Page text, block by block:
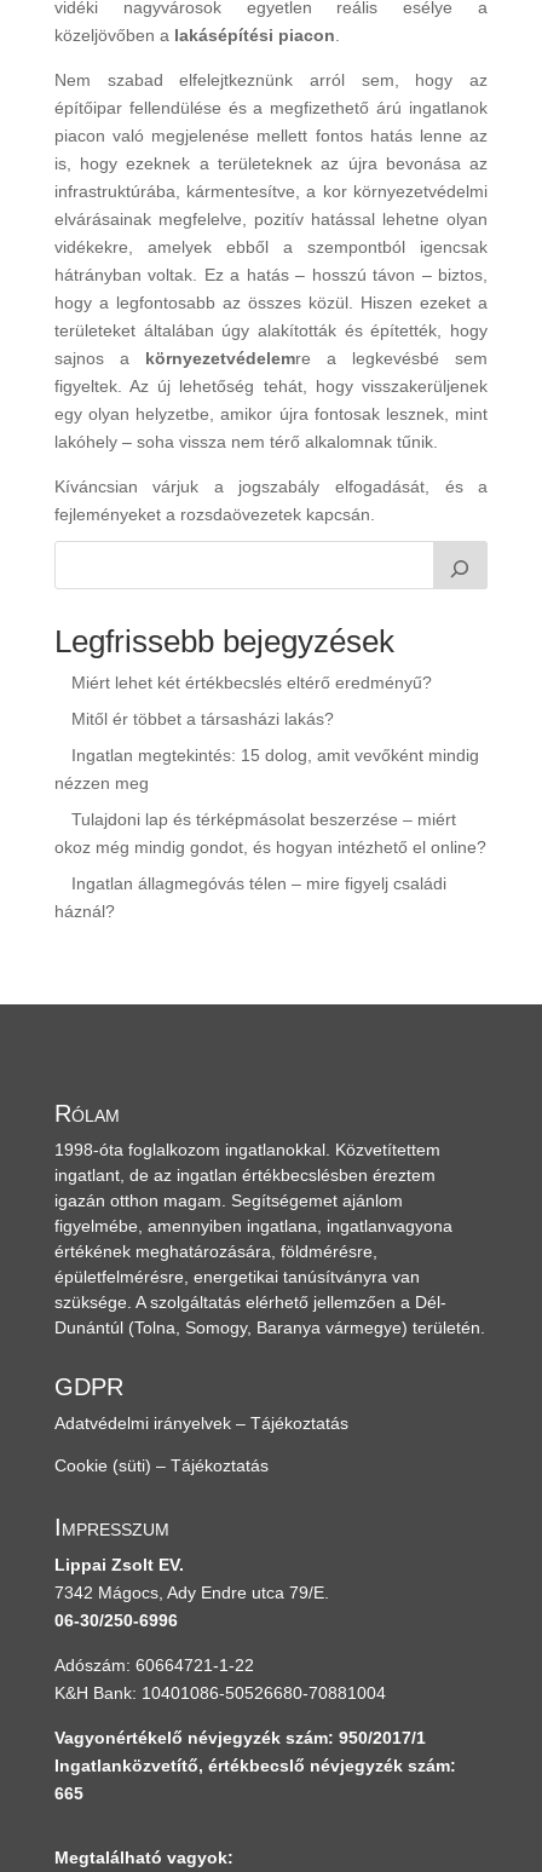
vidéki nagyvárosok egyetlen reális esélye a
közeljövőben a lakásépítési piacon
Nem szabad elfelejtkeznünk arról sem, hogy az
építőipar fellendülése és a megfizethető árú ingatlanok
piacon való megjelenése mellett fontos hatás lenne az
is, hogy ezeknek a területeknek az újra bevonása az
infrastruktúrába, kármentesítve, a kor környezetvédelmi
elvárásainak megfelelve, pozitív hatással lehetne olyan
vidékekre, amelyek ebből a szempontból igencsak
hátrányban voltak. Ez a hatás – hosszú távon – biztos,
hogy a legfontosabb az összes közül. Hiszen ezeket a
területeket általában úgy alakították és építették, hogy
sajnos a környezetvédelemre a legkevésbé sem
figyeltek. Az új lehetőség tehát, hogy visszakerüljenek
egy olyan helyzetbe, amikor újra fontosak lesznek, mint
lakóhely – soha vissza nem térő alkalomnak tűnik.
Kíváncsian várjuk a jogszabály elfogadását, és a
fejleményeket a rozsdaövezetek kapcsán.
Legfrissebb bejegyzések
Miért lehet két értékbecslés eltérő eredményű?
Mitől ér többet a társasházi lakás?
Ingatlan megtekintés: 15 dolog, amit vevőként mindig
nézzen meg
Tulajdoni lap és térképmásolat beszerzése – miért
okoz még mindig gondot, és hogyan intézhető el online?
Ingatlan állagmegóvás télen – mire figyelj családi
háznál?
Rólam
1998-óta foglalkozom ingatlanokkal. Közvetítettem
ingatlant, de az ingatlan értékbecslésben éreztem
igazán otthon magam. Segítségemet ajánlom
figyelmébe, amennyiben ingatlana, ingatlanvagyona
értékének meghatározására, földmérésre,
épületfelmérésre, energetikai tanúsítványra van
szüksége. A szolgáltatás elérhető jellemzően a Dél-
Dunántúl (Tolna, Somogy, Baranya vármegye) területén.
GDPR
Adatvédelmi irányelvek – Tájékoztatás
Cookie (süti) – Tájékoztatás
Impresszum
Lippai Zsolt EV.
7342 Mágocs, Ady Endre utca 79/E.
06-30/250-6996
Adószám: 60664721-1-22
K&H Bank: 10401086-50526680-70881004
Vagyonértékelő névjegyzék szám: 950/2017/1
Ingatlanközvetítő, értékbecslő névjegyzék szám:
665
Megtalálható vagyok: